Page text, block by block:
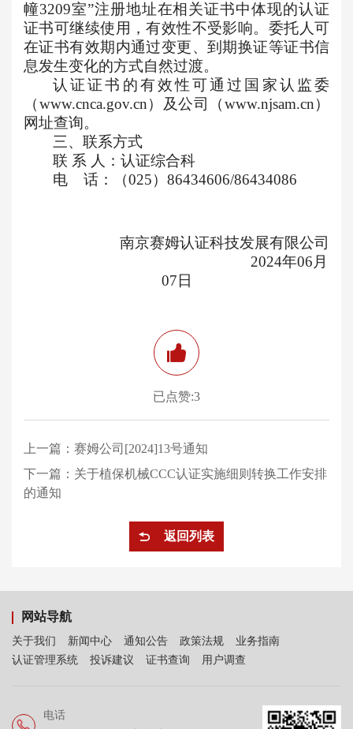
幢3209室”注册地址在相关证书中体现的认证
证书可继续使用，有效性不受影响。委托人可
在证书有效期内通过变更、到期换证等证书信
息发生变化的方式自然过渡。
认证证书的有效性可通过国家认监委
（www.cnca.gov.cn）及公司（www.njsam.cn）
网址查询。
三、联系方式
联 系 人：认证综合科
电    话：（025）86434606/86434086
南京赛姆认证科技发展有限公司
2024年06月
07日
已点赞:3
上一篇： 赛姆公司[2024]13号通知
下一篇： 关于植保机械CCC认证实施细则转换工作安排
的通知
返回列表
网站导航
关于我们 新闻中心 通知公告 政策法规
业务指南
认证管理系统
投诉建议 证书查询 用户调查
电话